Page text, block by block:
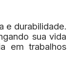
e durabilidade.
sua vida
em trabalhos